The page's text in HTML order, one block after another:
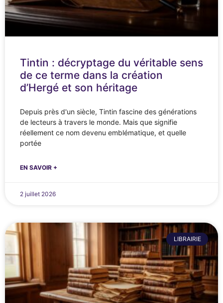
Tintin : décryptage du véritable sens
de ce terme dans la création
d’Hergé et son héritage
Depuis près d'un siècle, Tintin fascine des générations
de lecteurs à travers le monde. Mais que signifie
réellement ce nom devenu emblématique, et quelle
portée
EN SAVOIR +
2 juillet 2026
LIBRAIRIE